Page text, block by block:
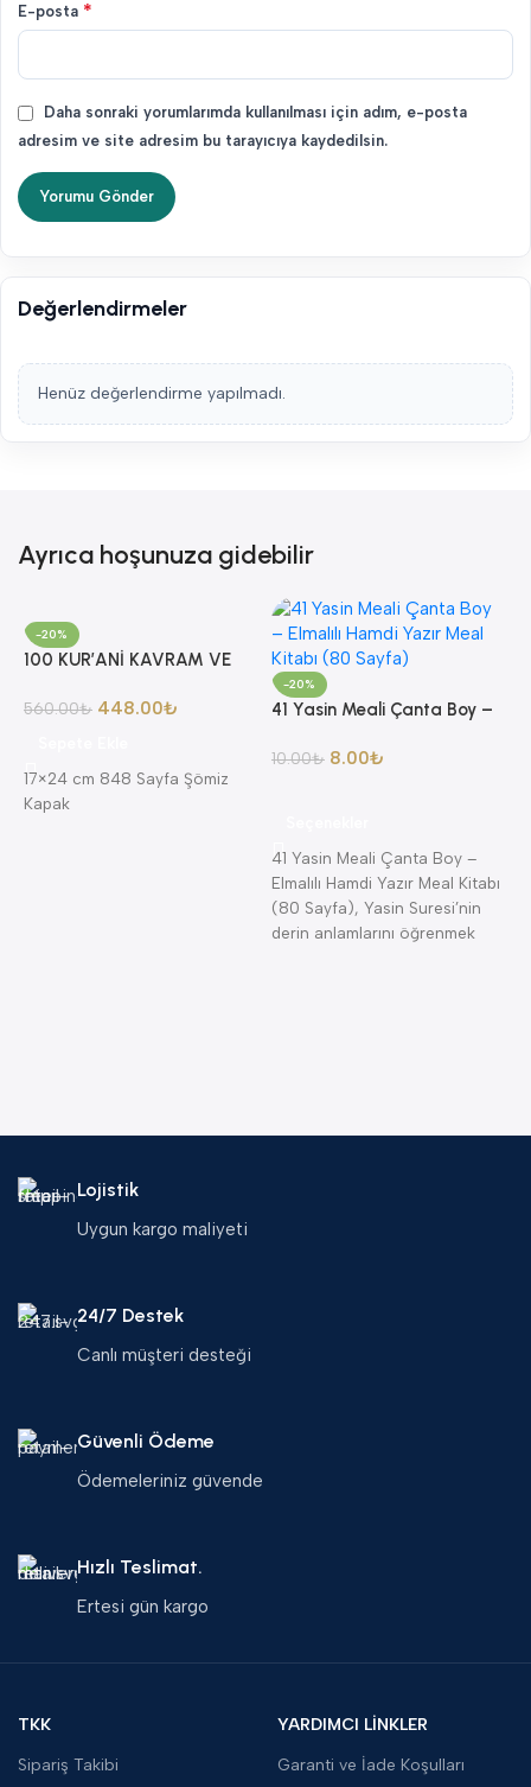
Değerlendirmeler
Henüz değerlendirme yapılmadı.
E-posta *
Daha sonraki yorumlarımda kullanılması için adım, e-posta
adresim ve site adresim bu tarayıcıya kaydedilsin.
Ayrıca hoşunuza gidebilir
-20%
100 KUR’ANİ KAVRAM VE
560.00₺ 448.00₺
17×24 cm 848 Sayfa Şömiz
Kapak
-20%
41 Yasin Meali Çanta Boy –
Kitabı (80 Sayfa)
10.00₺ 8.00₺
41 Yasin Meali Çanta Boy –
Elmalılı Hamdi Yazır Meal Kitabı
(80 Sayfa), Yasin Suresi’nin
derin anlamlarını öğrenmek
Lojistik
Uygun kargo maliyeti
24/7 Destek
Canlı müşteri desteği
Güvenli Ödeme
Ödemeleriniz güvende
Hızlı Teslimat.
Ertesi gün kargo
TKK
Sipariş Takibi
YARDIMCI LİNKLER
Garanti ve İade Koşulları